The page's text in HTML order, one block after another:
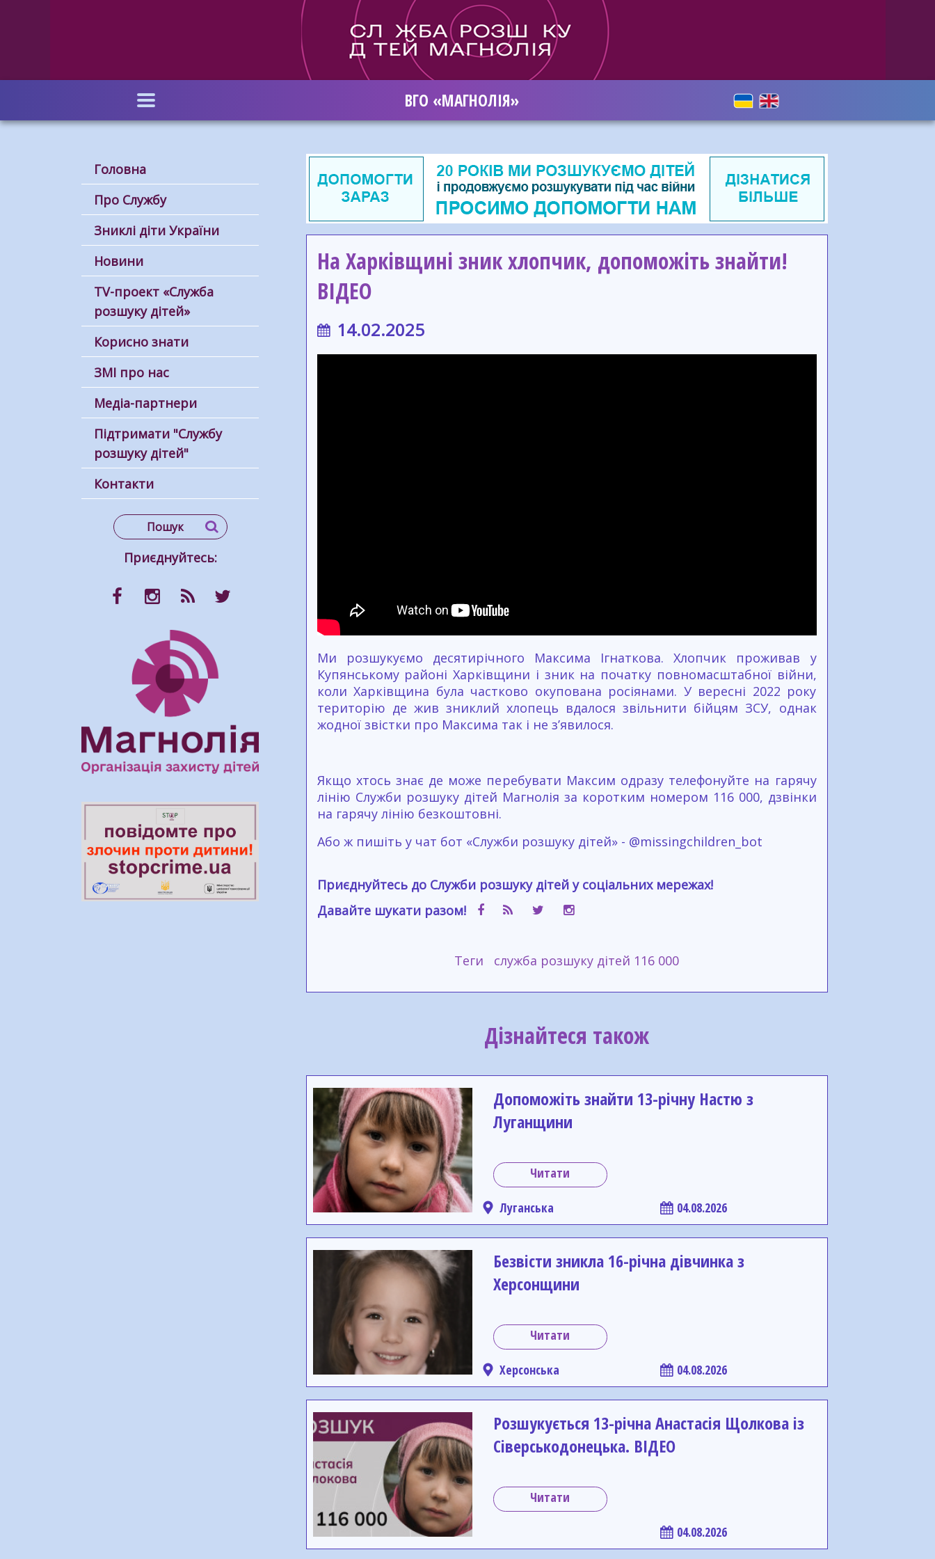
ВГО «МАГНОЛІЯ»
Головна
Про Службу
Зниклі діти України
Новини
ТV-проект «Служба
розшуку дітей»
Корисно знати
ЗМІ про нас
Медіа-партнери
Підтримати "Службу
розшуку дітей"
Контакти
Приєднуйтесь:
На Харківщині зник хлопчик, допоможіть знайти!
ВІДЕО
14.02.2025
Ми розшукуємо десятирічного Максима Ігнаткова. Хлопчик проживав у
Купянському районі Харківщини і зник на початку повномасштабної війни,
коли Харківщина була частково окупована росіянами. У вересні 2022 року
територію де жив зниклий хлопець вдалося звільнити бійцям ЗСУ, однак
жодної звістки про Максима так і не з’явилося.
Якщо хтось знає де може перебувати Максим одразу телефонуйте на гарячу
лінію Служби розшуку дітей Магнолія за коротким номером 116 000, дзвінки
на гарячу лінію безкоштовні.
Або ж пишіть у чат бот «Служби розшуку дітей» - @missingchildren_bot
Приєднуйтесь до Служби розшуку дітей у соціальних мережах!
Давайте шукати разом!
Теги служба розшуку дітей 116 000
Дізнайтеся також
Допоможіть знайти 13-річну Настю з
Луганщини
Читати
Луганська 04.08.2026
Безвісти зникла 16-річна дівчинка з
Херсонщини
Читати
Херсонська 04.08.2026
Розшукується 13-річна Анастасія Щолкова із
Сіверськодонецька. ВІДЕО
Читати
04.08.2026